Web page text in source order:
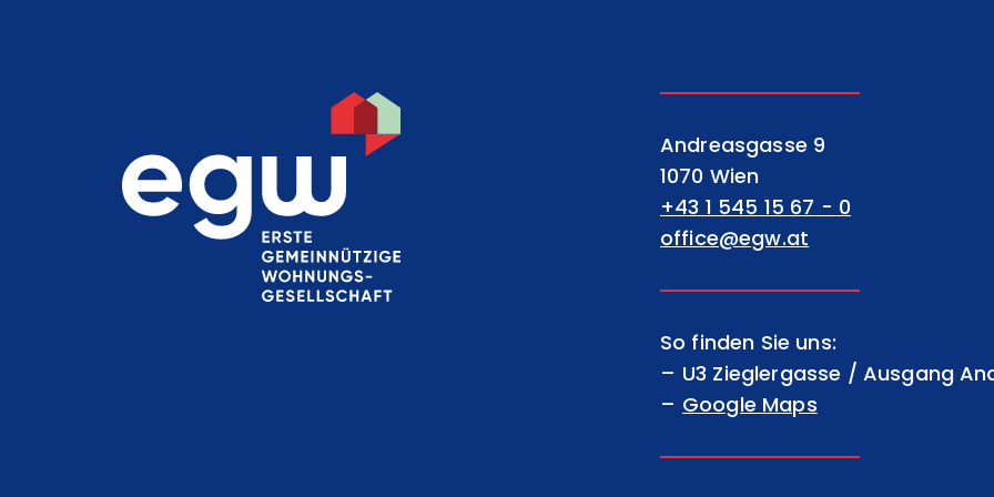
EGW Erste gemeinnützige
Andreasgasse 9
1070 Wien
+43 1 545 15 67 - 0
office@egw.at
So finden Sie uns:
U3 Zieglergasse / Ausgang
Google Maps